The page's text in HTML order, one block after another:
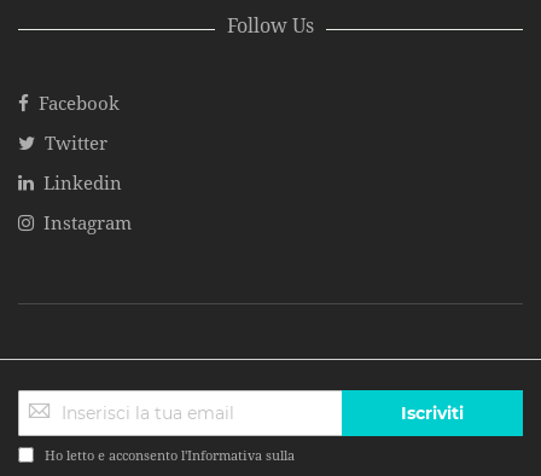
Follow Us
Facebook
Twitter
Linkedin
Instagram
Ho letto e acconsento l'Informativa sulla
Iscriviti